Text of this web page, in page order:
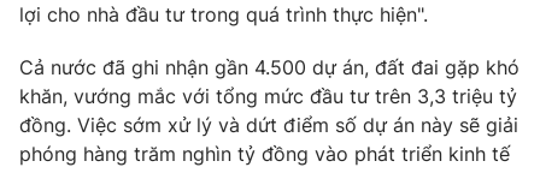
lợi cho nhà đầu tư trong quá trình thực hiện".
Cả nước đã ghi nhận gần 4.500 dự án, đất đai gặp khó
khăn, vướng mắc với tổng mức đầu tư trên 3,3 triệu tỷ
đồng. Việc sớm xử lý và dứt điểm số dự án này sẽ giải
phóng hàng trăm nghìn tỷ đồng vào phát triển kinh tế